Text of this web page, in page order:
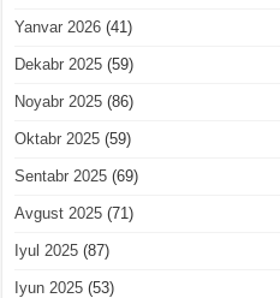
Yanvar 2026 (41)
Dekabr 2025 (59)
Noyabr 2025 (86)
Oktabr 2025 (59)
Sentabr 2025 (69)
Avgust 2025 (71)
Iyul 2025 (87)
Iyun 2025 (53)